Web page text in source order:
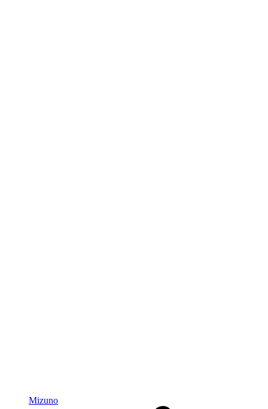
Mizuno